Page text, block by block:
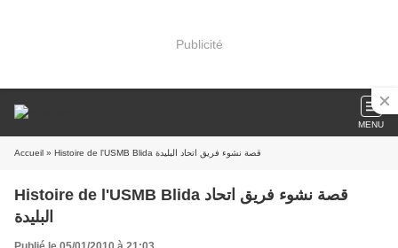
Publicité
MENU
Accueil » Histoire de l'USMB Blida قصة نشوء فريق اتحاد البليدة
Histoire de l'USMB Blida قصة نشوء فريق اتحاد
البليدة